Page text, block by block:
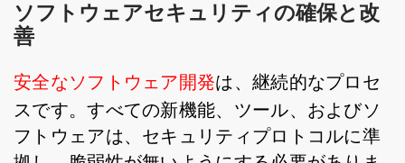
ソフトウェアセキュリティの確保と改
善
安全なソフトウェア開発は、継続的なプロセ
スです。すべての新機能、ツール、およびソ
フトウェアは、セキュリティプロトコルに準